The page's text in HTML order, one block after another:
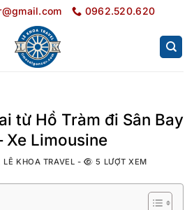
0962.520.620
từ Hồ Tràm đi Sân Bay
Xe Limousine
LÊ KHOA TRAVEL - 5 LƯỢT XEM